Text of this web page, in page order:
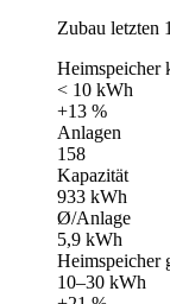
Zubau letzten
Heimspeicher
< 10 kWh
+13 %
Anlagen
158
Kapazität
933 kWh
Ø/Anlage
5,9 kWh
Heimspeicher
10–30 kWh